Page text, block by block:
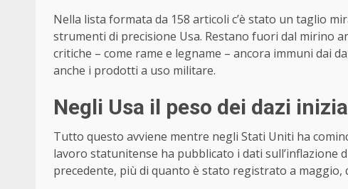
Nella lista formata da 158 articoli c’è stato un taglio
strumenti di precisione Usa. Restano fuori dal mirino
critiche – come rame e legname – ancora immuni dai
anche i prodotti a uso militare.
Negli Usa il peso dei dazi
Tutto questo avviene mentre negli Stati Uniti ha
lavoro statunitense ha pubblicato i dati sull’inflazione
precedente, più di quanto è stato registrato a